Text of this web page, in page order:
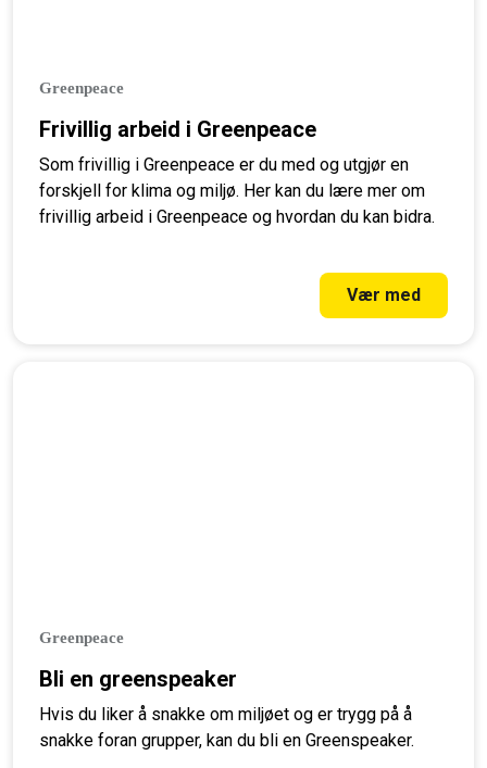
Greenpeace
Frivillig arbeid i Greenpeace
Som frivillig i Greenpeace er du med og utgjør en
forskjell for klima og miljø. Her kan du lære mer om
frivillig arbeid i Greenpeace og hvordan du kan bidra.
Vær med
Greenpeace
Bli en greenspeaker
Hvis du liker å snakke om miljøet og er trygg på å
snakke foran grupper, kan du bli en Greenspeaker.